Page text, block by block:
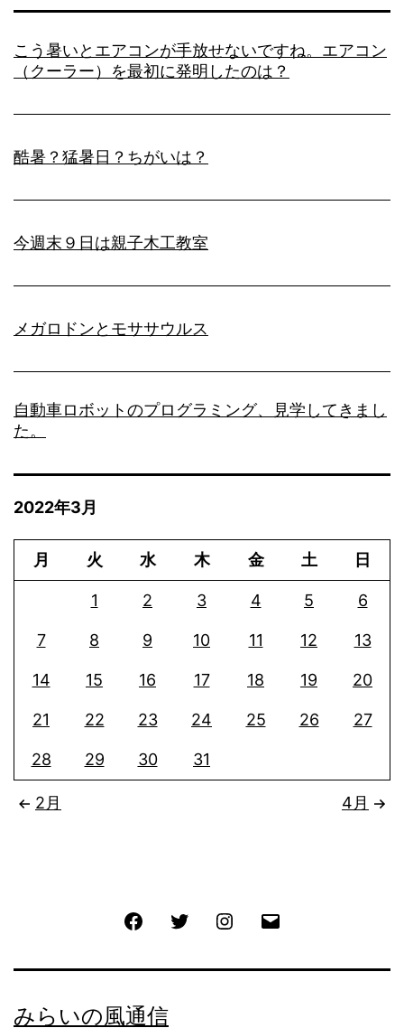
こう暑いとエアコンが手放せないですね。エアコン
（クーラー）を最初に発明したのは？
酷暑？猛暑日？ちがいは？
今週末９日は親子木工教室
メガロドンとモササウルス
自動車ロボットのプログラミング、見学してきまし
た。
2022年3月
月 火 水 木 金 土 日
1 2 3 4 5 6
7 8 9 10 11 12 13
14 15 16 17 18 19 20
21 22 23 24 25 26 27
28 29 30 31
2月 4月
FacebookTwitter Instagram
みらいの風通信